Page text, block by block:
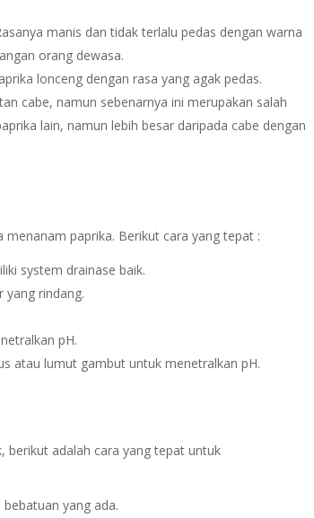
manis dan tidak terlalu pedas dengan warna
orang dewasa.
lonceng dengan rasa yang agak pedas.
cabe, namun sebenarnya ini merupakan salah
lain, namun lebih besar daripada cabe dengan
paprika. Berikut cara yang tepat :
system drainase baik.
yang rindang.
pH.
atau lumut gambut untuk menetralkan pH.
berikut adalah cara yang tepat untuk
yang ada.